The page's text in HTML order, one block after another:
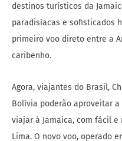
destinos turísticos da
paradisíacas e sofisticados
primeiro voo direto entre a
caribenho.
Agora, viajantes do Brasil,
Bolívia poderão aproveitar a
viajar à Jamaica, com fácil
Lima. O novo voo, operado